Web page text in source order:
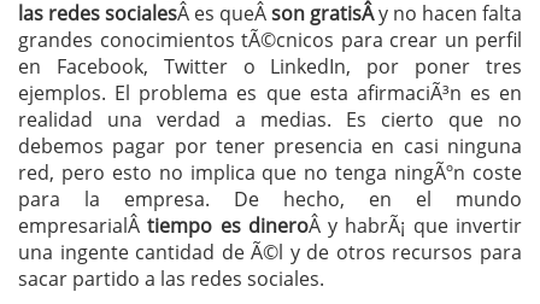
las redes socialesÂ es queÂson gratisÂy no hacen falta
grandes conocimientos tÃ©cnicos para crear un perfil
en Facebook, Twitter o LinkedIn, por poner tres
ejemplos. El problema es que esta afirmaciÃ³n es en
realidad una verdad a medias. Es cierto que no
debemos pagar por tener presencia en casi ninguna
red, pero esto no implica que no tenga ningÃºn coste
para la empresa. De hecho, en el mundo
empresarialÂtiempo es dineroÂ y habrÃ¡ que invertir
una ingente cantidad de Ã©l y de otros recursos para
sacar partido a las redes sociales.